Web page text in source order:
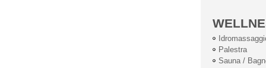
Palestra
Sauna /